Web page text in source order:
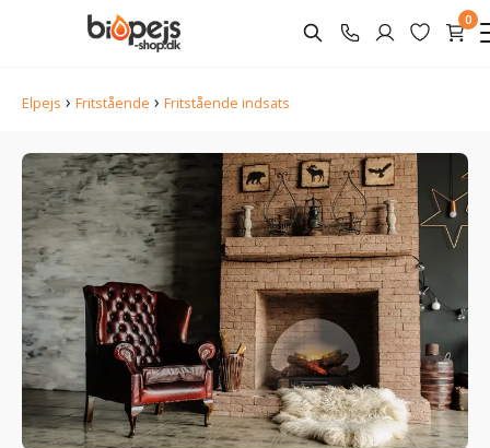
0
Elpejs › Fritstående › Fritstående indsats